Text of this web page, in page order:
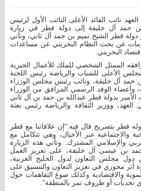
نائب القائد الأعلى النائب الأول لرئيس
حمد آل خليفة إلى دولة قطر في زيارة
دولة قطر الشيخ تميم بن حمد آل ثاني، وتأتي
عن بحث النظام البحريني عن مساعدات
البحريني.
الممثل الشخصي للملك للأعمال الخيرية
الأعلى للشباب والرياضة رئيس اللجنة
بن حمد آل خليفة، ونائب رئيس مجلس الوزراء
وأعضاء الوفد الرسمي المرافق من الوزراء
الأمير بدولة قطر عبدالله بن حمد بن آل ثاني
ووزير الثقافة والرياضة رئيس بعثة
قطر بتصريح قال فيه:"إن علاقاتنا مع قطر
والاجتماعية عبر الأجيال، وهي تتكامل مع
والإسلامي المشترك. وتأتي هذه الزيارة
بن عيسى آل خليفة، على تعزيز العمل
مجلس التعاون لدول الخليج العربية،
أثر محوري في تعزيز التعاون والتنسيق على
والاقتصادية وكذلك صوغ التفاهمات حول
تحديات أو ظروف تمر بالمنطقة".